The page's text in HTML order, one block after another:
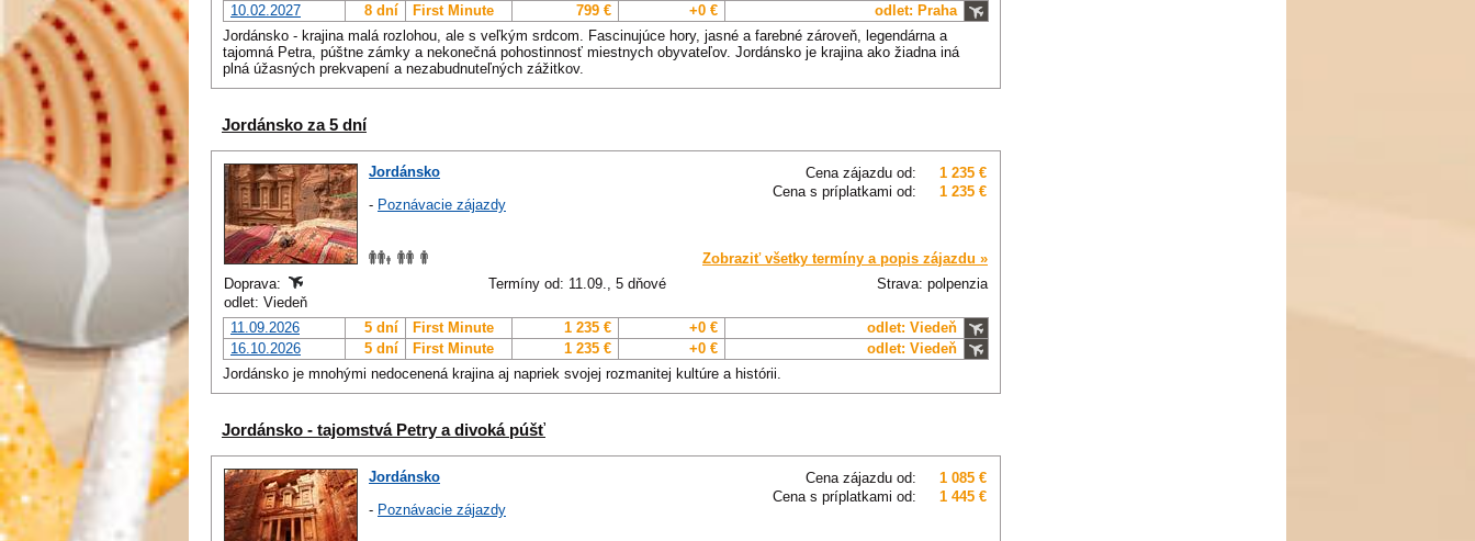
10.02.2027
8 dní First Minute 799 € +0 €
odlet: Praha
Jordánsko - krajina malá rozlohou, ale s veľkým srdcom. Fascinujúce hory, jasné a farebné zároveň, legendárna a
tajomná Petra, púštne zámky a nekonečná pohostinnosť miestnych obyvateľov. Jordánsko je krajina ako žiadna iná
plná úžasných prekvapení a nezabudnuteľných zážitkov.
Jordánsko za 5 dní
Cena zájazdu od:
1 235 €
Cena s príplatkami od:
1 235 €
Jordánsko
- Poznávacie zájazdy
Zobraziť všetky termíny a popis zájazdu »
Doprava:
Termíny od: 11.09., 5 dňové
Strava: polpenzia
odlet: Viedeň
11.09.2026
5 dní First Minute 1 235 € +0 €
odlet: Viedeň
16.10.2026
5 dní First Minute 1 235 € +0 €
odlet: Viedeň
Jordánsko je mnohými nedocenená krajina aj napriek svojej rozmanitej kultúre a histórii.
Jordánsko - tajomstvá Petry a divoká púšť
Cena zájazdu od:
1 085 €
Cena s príplatkami od:
1 445 €
Jordánsko
- Poznávacie zájazdy